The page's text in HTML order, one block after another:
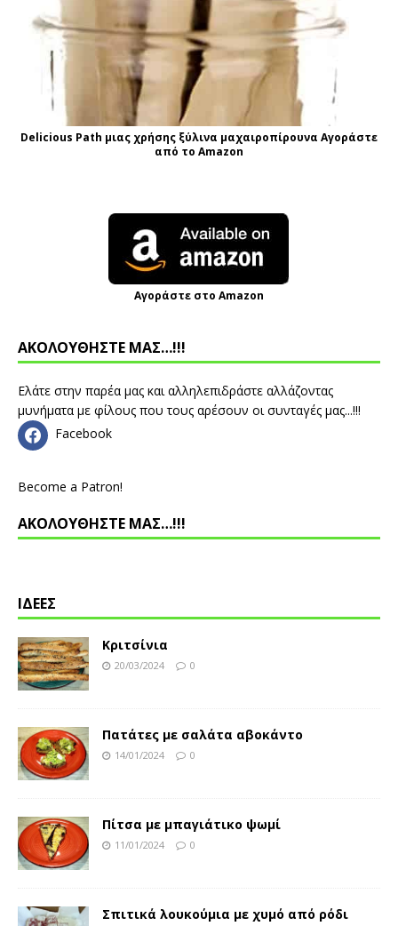
Delicious Path μιας χρήσης ξύλινα μαχαιροπίρουνα Αγοράστε
από το Amazon
Αγοράστε στο Amazon
ΑΚΟΛΟΥΘΗΣΤΕ ΜΑΣ…!!!
Ελάτε στην παρέα μας και αλληλεπιδράστε αλλάζοντας
μυνήματα με φίλους που τους αρέσουν οι συνταγές μας...!!!
Facebook
Become a Patron!
ΑΚΟΛΟΥΘΗΣΤΕ ΜΑΣ…!!!
ΙΔΕΕΣ
Κριτσίνια
20/03/2024 0
Πατάτες με σαλάτα αβοκάντο
14/01/2024 0
Πίτσα με μπαγιάτικο ψωμί
11/01/2024 0
Σπιτικά λουκούμια με χυμό από ρόδι